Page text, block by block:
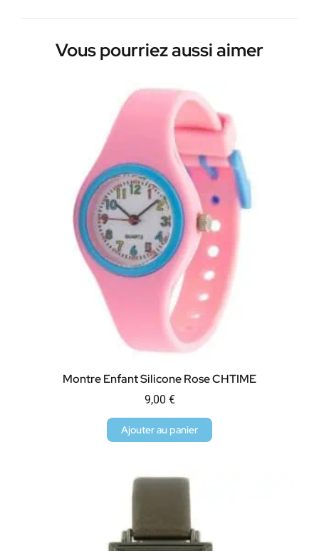
Vous pourriez aussi aimer
Montre Enfant Silicone Rose CHTIME
9,00 €
Ajouter au panier